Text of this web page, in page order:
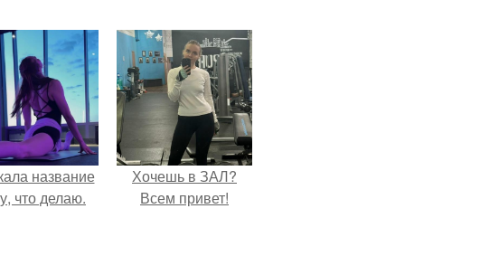
название
что делаю.
Хочешь в ЗАЛ?
Всем привет!